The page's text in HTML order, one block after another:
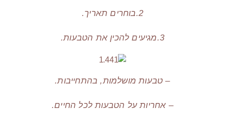
2.בוחרים תאריך.
3.מגיעים להכין את הטבעות.
– טבעות מושלמות, בהתחייבות.
– אחריות על הטבעות לכל החיים.